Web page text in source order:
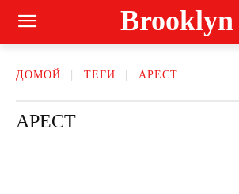
Brooklyn
ДОМОЙ ТЕГИ АРЕСТ
АРЕСТ